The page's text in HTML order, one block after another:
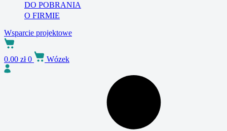
DO POBRANIA
O FIRMIE
Wsparcie projektowe
0.00 zł 0 Wózek